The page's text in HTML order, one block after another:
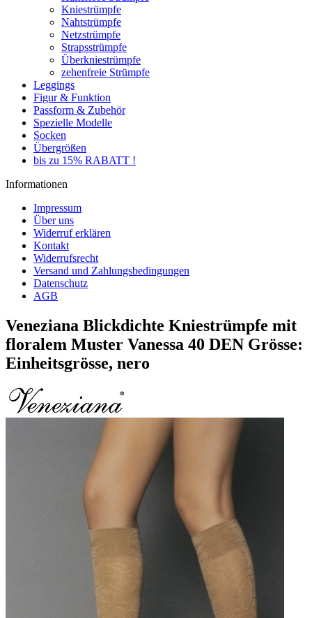
Kniestrümpfe
Nahtstrümpfe
Netzstrümpfe
Strapsstrümpfe
Überkniestrümpfe
zehenfreie Strümpfe
Leggings
Figur & Funktion
Passform & Zubehör
Spezielle Modelle
Socken
Übergrößen
bis zu 15% RABATT !
Informationen
Impressum
Über uns
Widerruf erklären
Kontakt
Widerrufsrecht
Versand und Zahlungsbedingungen
Datenschutz
AGB
Veneziana Blickdichte Kniestrümpfe mit
floralem Muster Vanessa 40 DEN Grösse:
Einheitsgrösse, nero